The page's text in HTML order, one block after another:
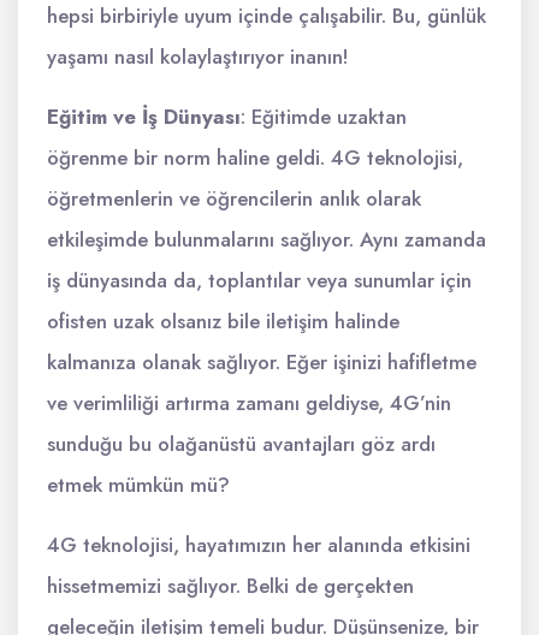
hepsi birbiriyle uyum içinde çalışabilir. Bu, günlük
yaşamı nasıl kolaylaştırıyor inanın!
Eğitim ve İş Dünyası: Eğitimde uzaktan
öğrenme bir norm haline geldi. 4G teknolojisi,
öğretmenlerin ve öğrencilerin anlık olarak
etkileşimde bulunmalarını sağlıyor. Aynı zamanda
iş dünyasında da, toplantılar veya sunumlar için
ofisten uzak olsanız bile iletişim halinde
kalmanıza olanak sağlıyor. Eğer işinizi hafifletme
ve verimliliği artırma zamanı geldiyse, 4G’nin
sunduğu bu olağanüstü avantajları göz ardı
etmek mümkün mü?
4G teknolojisi, hayatımızın her alanında etkisini
hissetmemizi sağlıyor. Belki de gerçekten
geleceğin iletişim temeli budur. Düşünsenize, bir